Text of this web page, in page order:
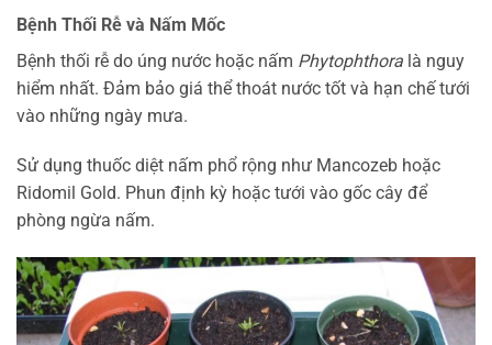
Bệnh Thối Rễ và Nấm Mốc
Bệnh thối rễ do úng nước hoặc nấm Phytophthora là nguy
hiểm nhất. Đảm bảo giá thể thoát nước tốt và hạn chế tưới
vào những ngày mưa.
Sử dụng thuốc diệt nấm phổ rộng như Mancozeb hoặc
Ridomil Gold. Phun định kỳ hoặc tưới vào gốc cây để
phòng ngừa nấm.